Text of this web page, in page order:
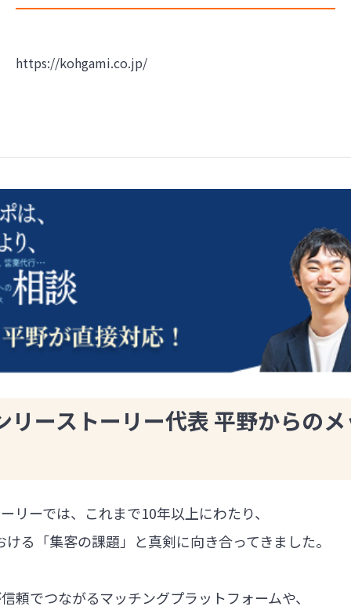
https://kohgami.co.jp/
リーストーリー代表 平野からの
リーでは、これまで10年以上にわたり、
る「集客の課題」と真剣に向き合ってきました。
頼でつながるマッチングプラットフォームや、